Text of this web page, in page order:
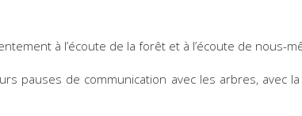
à l’écoute de la forêt et à l’écoute de nous-
pauses de communication avec les arbres, avec